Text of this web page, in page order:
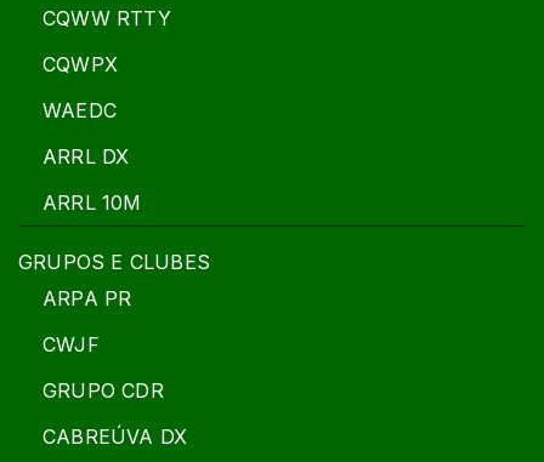
CQWW RTTY
CQWPX
WAEDC
ARRL DX
ARRL 10M
GRUPOS E CLUBES
ARPA PR
CWJF
GRUPO CDR
CABREÚVA DX